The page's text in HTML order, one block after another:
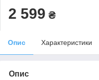
2 599 ₴
Опис Характеристики
Опис